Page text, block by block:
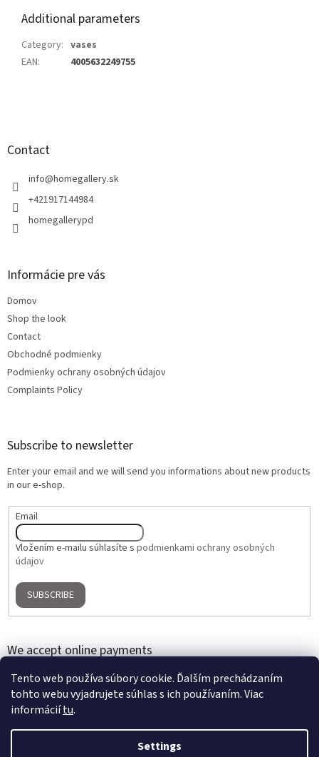
Tento web používa súbory cookie. Ďalším prechádzaním
tohto webu vyjadrujete súhlas s ich používaním. Viac
informáciítu.
Settings
Additional parameters
Category: vases
EAN: 4005632249755
Contact
info@homegallery.sk
+421917144984
homegallerypd
Informácie pre vás
Domov
Shop the look
Contact
Obchodné podmienky
Podmienky ochrany osobných údajov
Complaints Policy
Subscribe to newsletter
Enter your email and we will send you informations about new products
in our e-shop.
Email
Vložením e-mailu súhlasíte s podmienkami ochrany osobných
údajov
SUBSCRIBE
We accept online payments
Created by Shoptet